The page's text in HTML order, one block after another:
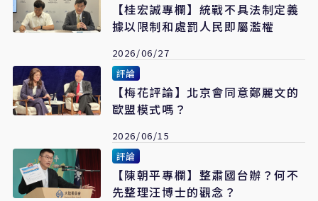
【桂宏誠專欄】統戰不具法制定義
據以限制和處罰人民即屬濫權
2026/06/27
評論
【梅花評論】北京會同意鄭麗文的
歐盟模式嗎？
2026/06/15
評論
【陳朝平專欄】整肅國台辦？何不
先整理汪博士的觀念？